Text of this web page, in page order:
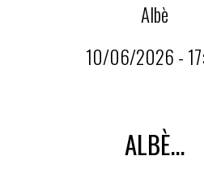
Albè
10/06/2026 -
ALBÈ...